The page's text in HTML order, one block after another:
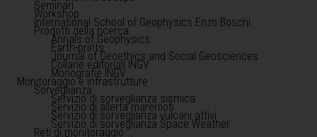
Seminari
Workshop
International School of Geophysics Enzo Boschi
Prodotti della ricerca
Annals of Geophysics
Earth-prints
Journal of Geoethics and Social Geosciences
Collane editoriali INGV
Monografie INGV
Monitoraggio e infrastrutture
Sorveglianza
Servizio di sorveglianza sismica
Servizio di allerta maremoti
Servizio di sorveglianza vulcani attivi
Servizio di sorveglianza Space Weather
Reti di monitoraggio